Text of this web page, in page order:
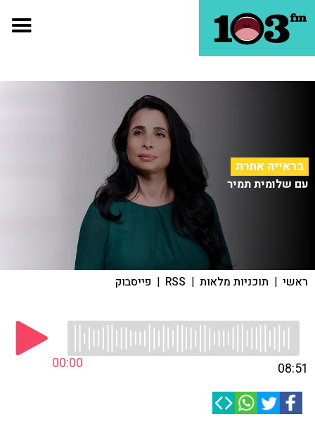
בראייה אחרת
עם שלומית תמיר
ראשי | תוכניות מלאות |
RSS
| פייסבוק
00:00 08:51